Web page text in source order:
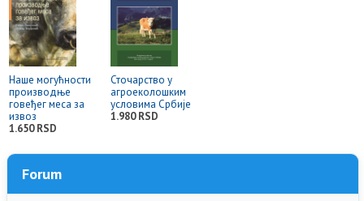
Наше могућности
производње
говеђег меса за
извоз
1.650 RSD
Сточарство у
агроеколошким
условима Србије
1.980 RSD
Forum